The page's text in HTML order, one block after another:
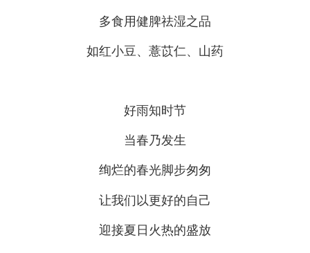
多食用健脾祛湿之品
如红小豆、薏苡仁、山药
好雨知时节
当春乃发生
绚烂的春光脚步匆匆
让我们以更好的自己
迎接夏日火热的盛放